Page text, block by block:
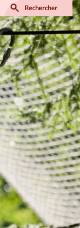
Rechercher